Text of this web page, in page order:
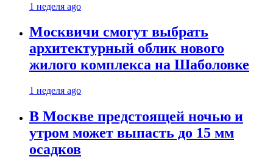
1 неделя ago
Москвичи смогут выбрать
архитектурный облик нового
жилого комплекса на Шаболовке
1 неделя ago
В Москве предстоящей ночью и
утром может выпасть до 15 мм
осадков